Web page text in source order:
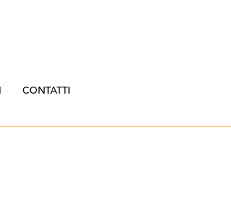
CONTATTI